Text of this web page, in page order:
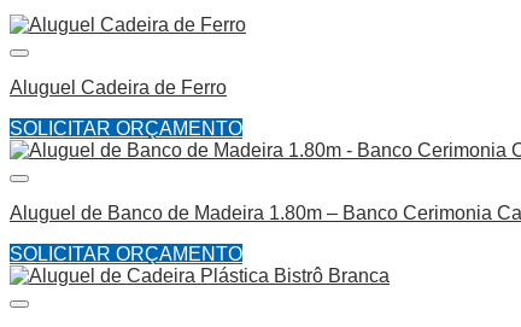
Aluguel Cadeira de Ferro
SOLICITAR ORÇAMENTO
Aluguel de Banco de Madeira 1.80m – Banco Cerimonia
SOLICITAR ORÇAMENTO